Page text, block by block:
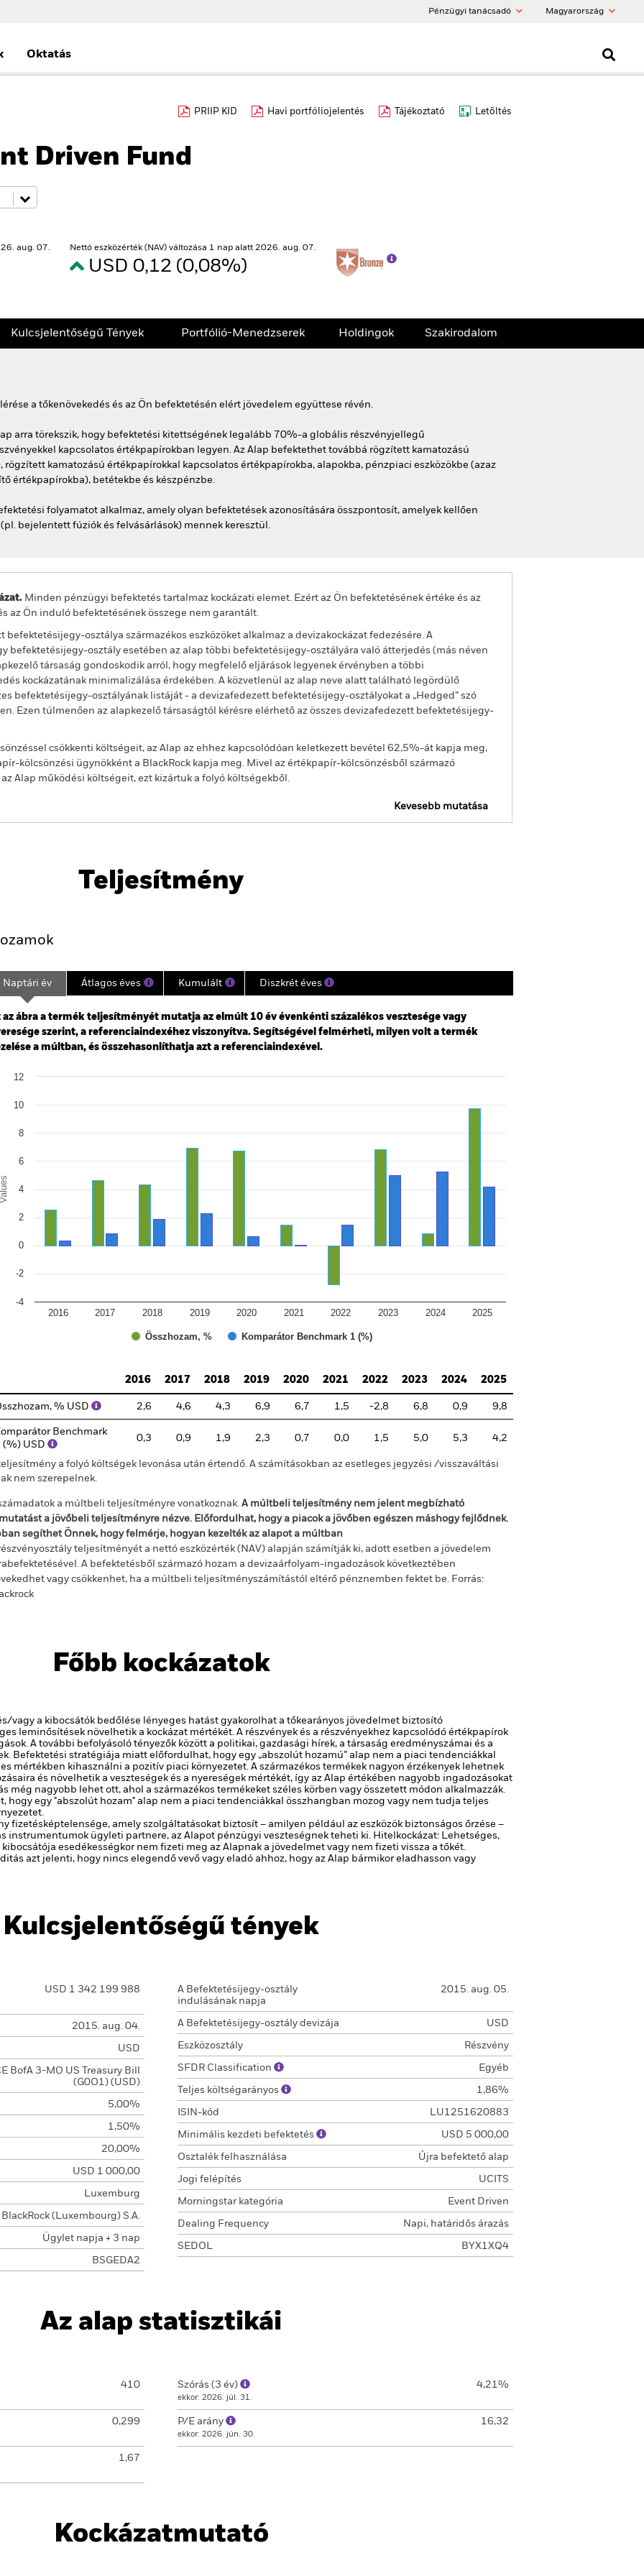
Pénzügyi tanácsadó Magyarország
Oktatás
PRIIP KID Havi portfóliojelentés Tájékoztató Letöltés
Driven Fund
aug. 07. Nettó eszközérték (NAV) változása 1 nap alatt 2026. aug. 07.
USD 0,12 (0,08%)
Kulcsjelentőségű Tények Portfólió-Menedzserek Holdingok Szakirodalom
a tőkenövekedés és az Ön befektetésén elért jövedelem együttese révén.
arra törekszik, hogy befektetési kitettségének legalább 70%-a globális részvényjellegű
kapcsolatos értékpapírokban legyen. Az Alap befektethet továbbá rögzített kamatozású
kamatozású értékpapírokkal kapcsolatos értékpapírokba, alapokba, pénzpiaci eszközökbe (azaz
értékpapírokba), betétekbe és készpénzbe.
folyamatot alkalmaz, amely olyan befektetések azonosítására összpontosít, amelyek kellően
bejelentett fúziók és felvásárlások) mennek keresztül.
Minden pénzügyi befektetés tartalmaz kockázati elemet. Ezért az Ön befektetésének értéke és az
az Ön induló befektetésének összege nem garantált.
osztálya származékos eszközöket alkalmaz a devizakockázat fedezésére. A
befektetésijegy-osztály esetében az alap többi befektetésijegy-osztályára való átterjedés (más néven
társaság gondoskodik arról, hogy megfelelő eljárások legyenek érvényben a többi
kockázatának minimalizálása érdekében. A közvetlenül az alap neve alatt található legördülő
befektetésijegy-osztályának listáját - a devizafedezett befektetésijegy-osztályokat a „Hedged” szó
Ezen túlmenően az alapkezelő társaságtól kérésre elérhető az összes devizafedezett befektetésijegy-
csökkenti költségeit, az Alap az ehhez kapcsolódóan keletkezett bevétel 62,5%-át kapja meg,
kölcsönzési ügynökként a BlackRock kapja meg. Mivel az értékpapír-kölcsönzésből származó
Alap működési költségeit, ezt kizártuk a folyó költségekből.
Kevesebb mutatása
Kulcsjelentőségű Tények Portfólió-Menedzserek
Teljesítmény
2015-06-01 00:00:00 to 2026-07-31 00:00:00.
-50 to 100.
Naptári év Átlagos éves Kumulált Diszkrét éves
az ábra a termék teljesítményét mutatja az elmúlt 10 év évenkénti százalékos vesztesége vagy
szerint, a referenciaindexéhez viszonyítva. Segítségével felmérheti, milyen volt a termék
a múltban, és összehasonlíthatja azt a referenciaindexével.
chart with 2 data series.
chart has 1 Y axis displaying Values. Range: -4 to 12.
Values
Összhozam, % Komparátor Benchmark 1 (%)
2016 2017 2018 2019 2020 2021 2022 2023 2024 2025
-4
-2
0
2
4
6
8
10
12
2016
2017 2018 2019 2020 2021 2022 2023 2024 2025
% USD 2,6 4,6 4,3 6,9 6,7 1,5 -2,8 6,8 0,9 9,8
Benchmark
(%) USD
0,3 0,9 1,9 2,3 0,7 0,0 1,5 5,0 5,3 4,2
a folyó költségek levonása után értendő. A számításokban az esetleges jegyzési /visszaváltási
nem szerepelnek.
a múltbeli teljesítményre vonatkoznak. A múltbeli teljesítmény nem jelent megbízható
a jövőbeli teljesítményre nézve. Előfordulhat, hogy a piacok a jövőben egészen máshogy fejlődnek.
segíthet Önnek, hogy felmérje, hogyan kezelték az alapot a múltban
teljesítményét a nettó eszközérték (NAV) alapján számítják ki, adott esetben a jövedelem
A befektetésből származó hozam a devizaárfolyam-ingadozások következtében
vagy csökkenhet, ha a múltbeli teljesítményszámítástól eltérő pénznemben fektet be. Forrás:
Főbb kockázatok
vagy a kibocsátók bedőlése lényeges hatást gyakorolhat a tőkearányos jövedelmet biztosító
leminősítések növelhetik a kockázat mértékét. A részvények és a részvényekhez kapcsolódó értékpapírok
A további befolyásoló tényezők között a politikai, gazdasági hírek, a társaság eredményszámai és a
Befektetési stratégiája miatt előfordulhat, hogy egy „abszolút hozamú” alap nem a piaci tendenciákkal
mértékben kihasználni a pozitív piaci környezetet. A származékos termékek nagyon érzékenyek lehetnek
és növelhetik a veszteségek és a nyereségek mértékét, így az Alap értékében nagyobb ingadozásokat
még nagyobb lehet ott, ahol a származékos termékeket széles körben vagy összetett módon alkalmazzák.
egy "abszolút hozam" alap nem a piaci tendenciákkal összhangban mozog vagy nem tudja teljes
fizetésképtelensége, amely szolgáltatásokat biztosít – amilyen például az eszközök biztonságos őrzése –
instrumentumok ügyleti partnere, az Alapot pénzügyi veszteségnek teheti ki. Hitelkockázat: Lehetséges,
esedékességkor nem fizeti meg az Alapnak a jövedelmet vagy nem fizeti vissza a tőkét.
azt jelenti, hogy nincs elegendő vevő vagy eladó ahhoz, hogy az Alap bármikor eladhasson vagy
Kulcsjelentőségű tények
USD 1 342 199 988
2015. aug. 04.
USD
BofA 3-MO US Treasury Bill
(G0O1) (USD)
5,00%
1,50%
20,00%
USD 1 000,00
Luxemburg
BlackRock (Luxembourg) S.A.
Ügylet napja + 3 nap
BSGEDA2
A Befektetésijegy-osztály
indulásának napja
2015. aug. 05.
A Befektetésijegy-osztály devizája USD
Eszközosztály Részvény
SFDR Classification Egyéb
Teljes költségarányos 1,86%
ISIN-kód LU1251620883
Minimális kezdeti befektetés USD 5 000,00
Osztalék felhasználása Újra befektető alap
Jogi felépítés UCITS
Morningstar kategória Event Driven
Dealing Frequency Napi, határidős árazás
SEDOL BYX1XQ4
Az alap statisztikái
410
0,299
1,67
Szórás (3 év)
ekkor: 2026. júl. 31.
4,21%
P/E arány
ekkor: 2026. jún. 30.
16,32
Kockázatmutató